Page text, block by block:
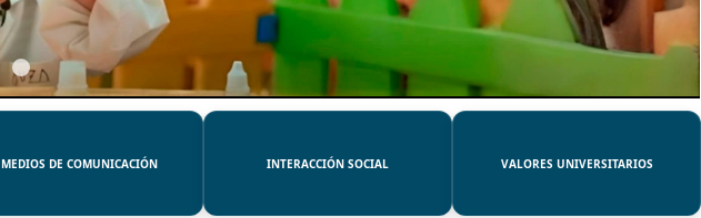
MEDIOS DE COMUNICACIÓN INTERACCIÓN SOCIAL VALORES UNIVERSITARIOS